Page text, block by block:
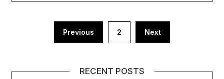
pagination
Previous 2 Next
RECENT POSTS